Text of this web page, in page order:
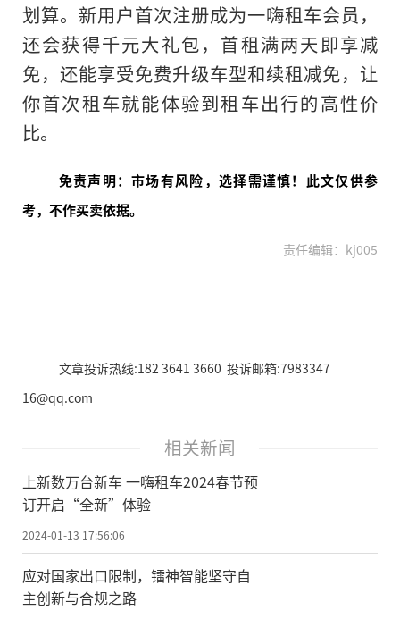
划算。新用户首次注册成为一嗨租车会员，
还会获得千元大礼包，首租满两天即享减
免，还能享受免费升级车型和续租减免，让
你首次租车就能体验到租车出行的高性价
比。
免责声明：市场有风险，选择需谨慎！此文仅供参
考，不作买卖依据。
责任编辑：kj005
文章投诉热线:182 3641 3660 投诉邮箱:7983347
16@qq.com
相关新闻
上新数万台新车 一嗨租车2024春节预
订开启“全新”体验
2024-01-13 17:56:06
应对国家出口限制，镭神智能坚守自
主创新与合规之路